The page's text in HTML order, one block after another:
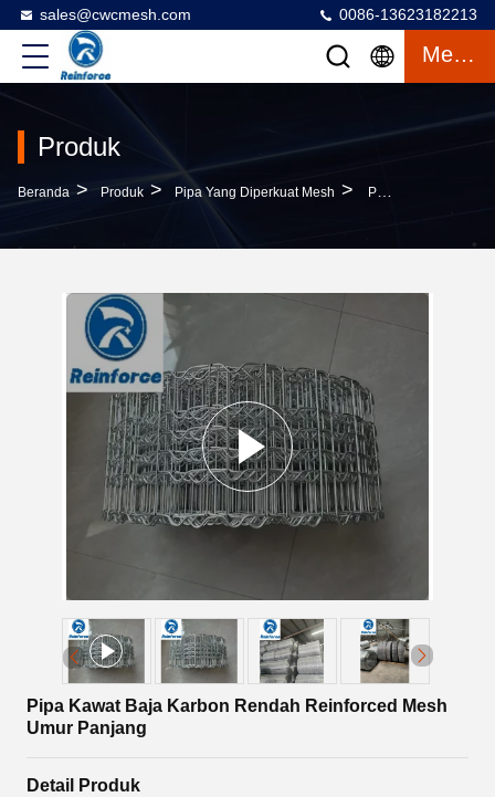
sales@cwcmesh.com 0086-13623182213
Mengobrol
Produk
Beranda > Produk > Pipa Yang Diperkuat Mesh > Pipa Kawat Baja Karbon Rendah Reinforced Mesh Umur Panjang
Pipa Kawat Baja Karbon Rendah Reinforced Mesh
Umur Panjang
Detail Produk